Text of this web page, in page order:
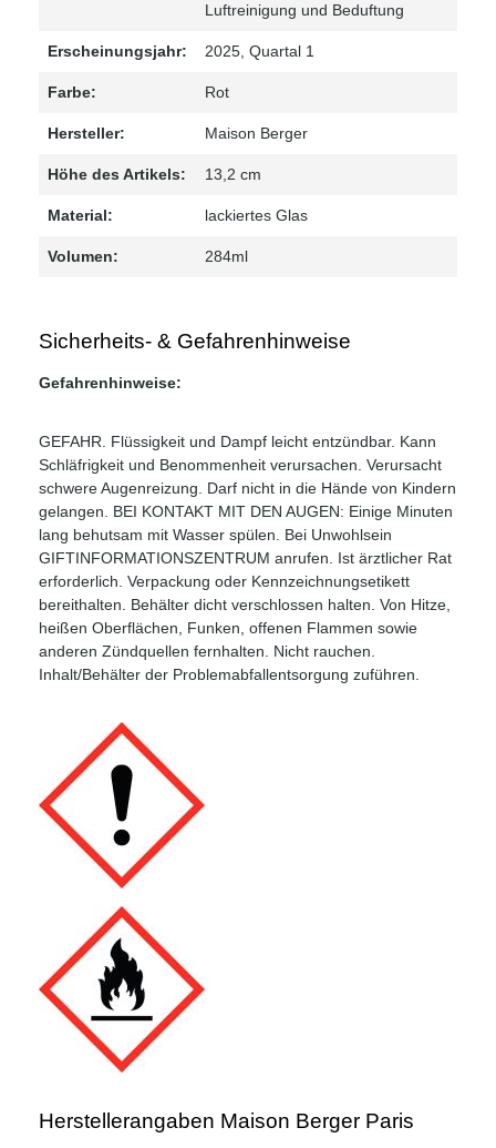
Luftreinigung und Beduftung
Erscheinungsjahr: 2025 , Quartal 1
Farbe: Rot
Hersteller: Maison Berger
Höhe des Artikels: 13,2 cm
Material: lackiertes Glas
Volumen: 284ml
Sicherheits- & Gefahrenhinweise
Gefahrenhinweise:
GEFAHR. Flüssigkeit und Dampf leicht entzündbar. Kann
Schläfrigkeit und Benommenheit verursachen. Verursacht
schwere Augenreizung. Darf nicht in die Hände von Kindern
gelangen. BEI KONTAKT MIT DEN AUGEN: Einige Minuten
lang behutsam mit Wasser spülen. Bei Unwohlsein
GIFTINFORMATIONSZENTRUM anrufen. Ist ärztlicher Rat
erforderlich. Verpackung oder Kennzeichnungsetikett
bereithalten. Behälter dicht verschlossen halten. Von Hitze,
heißen Oberflächen, Funken, offenen Flammen sowie
anderen Zündquellen fernhalten. Nicht rauchen.
Inhalt/Behälter der Problemabfallentsorgung zuführen.
Herstellerangaben Maison Berger Paris